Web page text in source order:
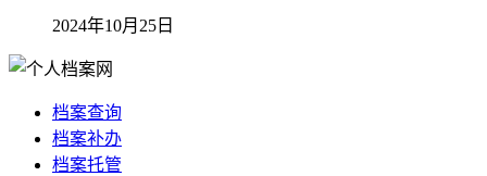
2024年10月25日
档案查询
档案补办
档案托管